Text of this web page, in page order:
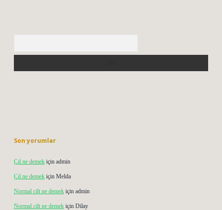
Son yorumlar
Çıl ne demek için admin
Çıl ne demek için Melda
Normal cilt ne demek için admin
Normal cilt ne demek için Dilay